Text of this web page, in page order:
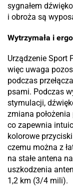
sygnałem
i obroża są
Wytrzymała i
Urządzenie Sport
więc uwaga
podczas
psami. Podczas
stymulacji,
zmiana
co zapewnia
kolorowe
czemu można z
na stałe antena
uszkodzenia
1,2 km (3/4 mili).